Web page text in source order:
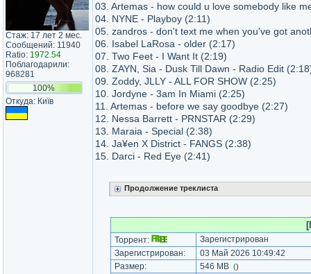
Стаж: 17 лет 2 мес.
Сообщений: 11940
Ratio: 1972.54
Поблагодарили:
968281
100%
Откуда: Київ
03. Artemas - how could u love somebody like
04. NYNE - Playboy (2:11)
05. zandros - don't text me when you've got
06. Isabel LaRosa - older (2:17)
07. Two Feet - I Want It (2:19)
08. ZAYN, Sia - Dusk Till Dawn - Radio Edit
09. Zoddy, JLLY - ALL FOR SHOW (2:25)
10. Jordyne - 3am In Miami (2:25)
11. Artemas - before we say goodbye (2:27)
12. Nessa Barrett - PRNSTAR (2:29)
13. Maraia - Special (2:38)
14. Ja¥en X District - FANGS (2:38)
15. Darci - Red Eye (2:41)
Продолжение треклиста
Торрент:
Зарегистрирован
Зарегистрирован:
03 Май 2026 10:49:42
Размер:
546 MB ()